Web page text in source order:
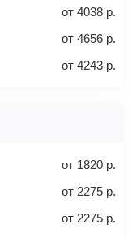
от 4038 р.
от 4656 р.
от 4243 р.
от 1820 р.
от 2275 р.
от 2275 р.